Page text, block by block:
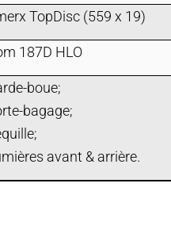
TopDisc (559 x 19)
187D HLO
boue;
bagage;
avant & arrière.